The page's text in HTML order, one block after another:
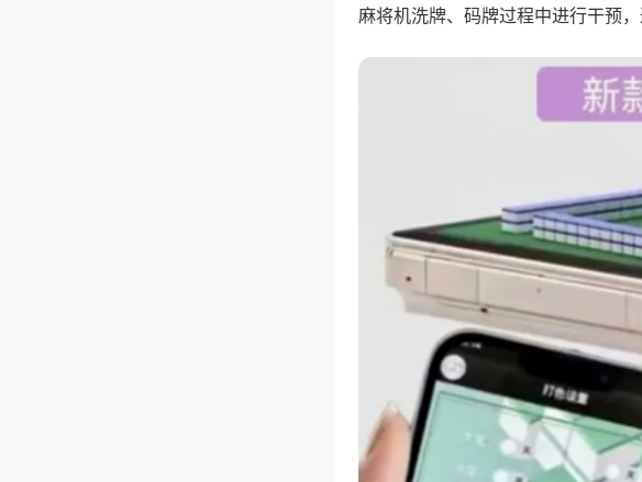
麻将机洗牌、码牌过程中进行干预，